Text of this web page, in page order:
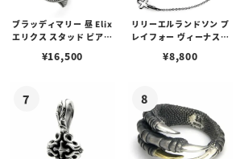
ブラッディマリー 昼 Elix
エリクス スタッド ピアス
¥16,500
リリーエルランドソン プ
レイフォー ヴィーナスチ
¥8,800